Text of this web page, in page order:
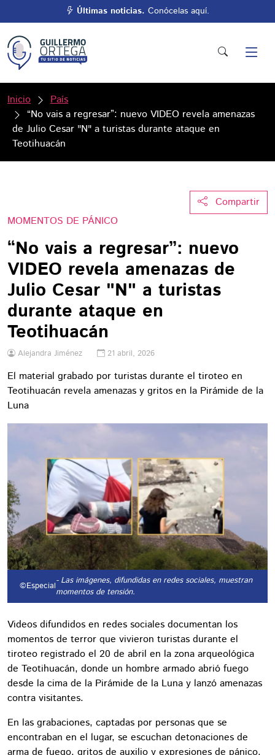
Últimas noticias. Conócelas aquí.
Inicio
País
“No vais a regresar”: nuevo VIDEO revela amenazas
de Julio Cesar "N" a turistas durante ataque en
Teotihuacán
Compartir
MOMENTOS DE PÁNICO
“No vais a regresar”: nuevo
VIDEO revela amenazas de
Julio Cesar "N" a turistas
durante ataque en
Teotihuacán
Alejandra Jiménez 21 abril, 2026
El material grabado por turistas durante el tiroteo en
Teotihuacán revela amenazas y gritos en la Pirámide de la
Luna
©Especial- Las imágenes, difundidas en redes sociales, muestran
momentos de tensión.
Videos difundidos en redes sociales documentan los
momentos de terror que vivieron turistas durante el
tiroteo registrado el 20 de abril en la zona arqueológica
de Teotihuacán, donde un hombre armado abrió fuego
desde la cima de la Pirámide de la Luna y lanzó amenazas
contra visitantes.
En las grabaciones, captadas por personas que se
encontraban en el lugar, se escuchan detonaciones de
arma de fuego, gritos de auxilio y expresiones de pánico,